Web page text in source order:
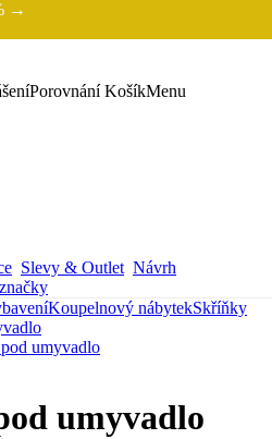
→
Porovnání KošíkMenu
Slevy & Outlet Návrh
Koupelnový nábytekSkříňky
umyvadlo
umyvadlo